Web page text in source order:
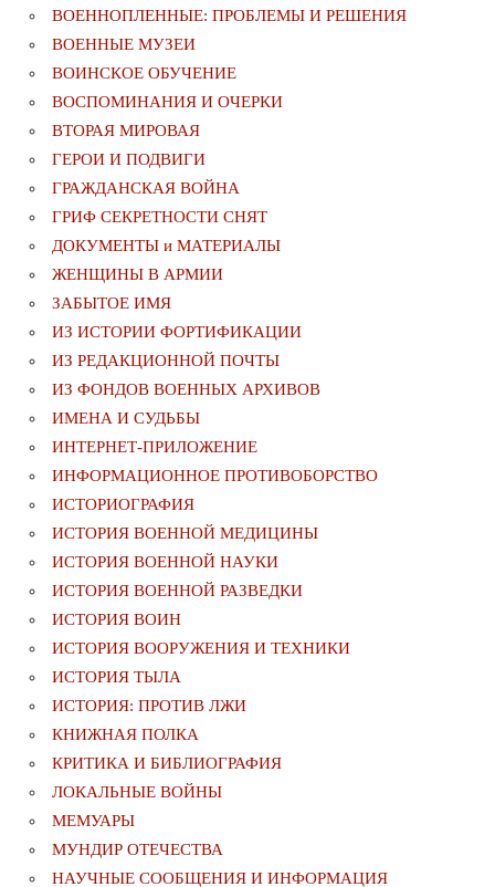
ВОЕННОПЛЕННЫЕ: ПРОБЛЕМЫ И РЕШЕНИЯ
ВОЕННЫЕ МУЗЕИ
ВОИНСКОЕ ОБУЧЕНИЕ
ВОСПОМИНАНИЯ И ОЧЕРКИ
ВТОРАЯ МИРОВАЯ
ГЕРОИ И ПОДВИГИ
ГРАЖДАНСКАЯ ВОЙНА
ГРИФ СЕКРЕТНОСТИ СНЯТ
ДОКУМЕНТЫ и МАТЕРИАЛЫ
ЖЕНЩИНЫ В АРМИИ
ЗАБЫТОЕ ИМЯ
ИЗ ИСТОРИИ ФОРТИФИКАЦИИ
ИЗ РЕДАКЦИОННОЙ ПОЧТЫ
ИЗ ФОНДОВ ВОЕННЫХ АРХИВОВ
ИМЕНА И СУДЬБЫ
ИНТЕРНЕТ-ПРИЛОЖЕНИЕ
ИНФОРМАЦИОННОЕ ПРОТИВОБОРСТВО
ИСТОРИОГРАФИЯ
ИСТОРИЯ ВОЕННОЙ МЕДИЦИНЫ
ИСТОРИЯ ВОЕННОЙ НАУКИ
ИСТОРИЯ ВОЕННОЙ РАЗВЕДКИ
ИСТОРИЯ ВОИН
ИСТОРИЯ ВООРУЖЕНИЯ И ТЕХНИКИ
ИСТОРИЯ ТЫЛА
ИСТОРИЯ: ПРОТИВ ЛЖИ
КНИЖНАЯ ПОЛКА
КРИТИКА И БИБЛИОГРАФИЯ
ЛОКАЛЬНЫЕ ВОЙНЫ
МЕМУАРЫ
МУНДИР ОТЕЧЕСТВА
НАУЧНЫЕ СООБЩЕНИЯ И ИНФОРМАЦИЯ